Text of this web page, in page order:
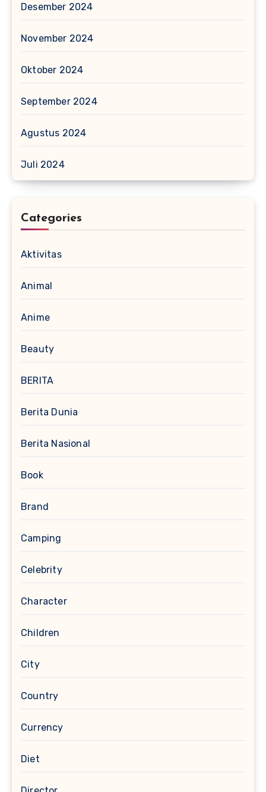
Desember 2024
November 2024
Oktober 2024
September 2024
Agustus 2024
Juli 2024
Categories
Aktivitas
Animal
Anime
Beauty
BERITA
Berita Dunia
Berita Nasional
Book
Brand
Camping
Celebrity
Character
Children
City
Country
Currency
Diet